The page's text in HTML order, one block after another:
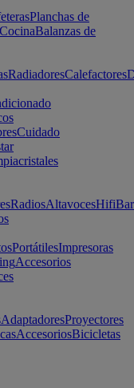
Planchas de
Balanzas de
RadiadoresCalefactores
Cuidado
RadiosAltavocesHifi
PortátilesImpresoras
Accesorios
AdaptadoresProyectores
AccesoriosBicicletas